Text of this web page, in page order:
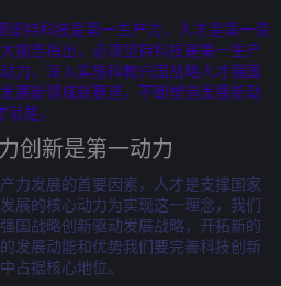
持科技是第一生产力，人才是第一资
报告指出，必须坚持科技是第一生产
力，深入实施科教兴国战略人才强国
展新领域新赛道，不断塑造发展新动
是。
创新是第一动力
力发展的首要因素，人才是支撑国家
展的核心动力为实现这一理念，我们
国战略创新驱动发展战略，开拓新的
发展动能和优势我们要完善科技创新
占据核心地位。